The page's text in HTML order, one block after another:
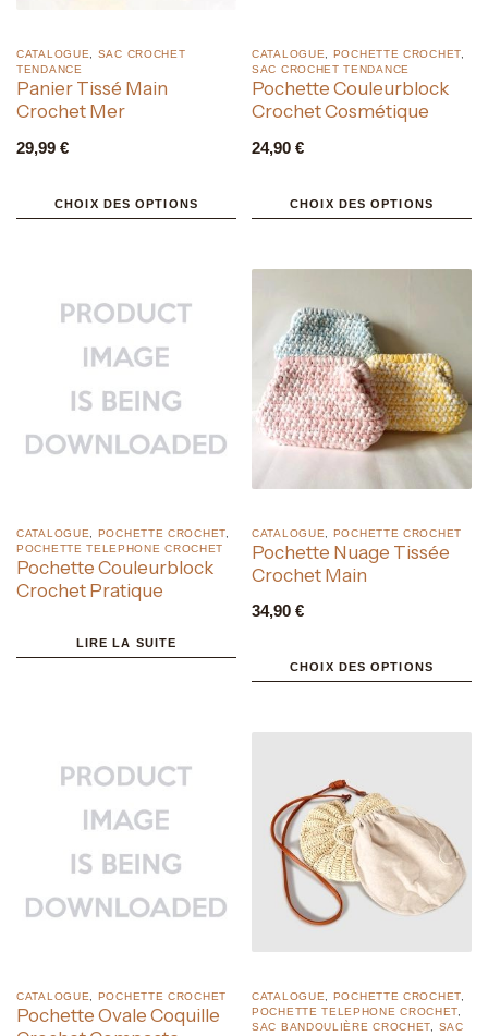
CATALOGUE
SAC CROCHET
TENDANCE
Panier Tissé Main
Crochet Mer
29,99 €
CHOIX DES OPTIONS
CATALOGUE POCHETTE CROCHET,
SAC CROCHET TENDANCE
Pochette Couleurblock
Crochet Cosmétique
24,90 €
CHOIX DES OPTIONS
CATALOGUE POCHETTE CROCHET,
POCHETTE TELEPHONE CROCHET
Pochette Couleurblock
Crochet Pratique
LIRE LA SUITE
CATALOGUE POCHETTE CROCHET
Pochette Nuage Tissée
Crochet Main
34,90 €
CHOIX DES OPTIONS
CATALOGUE POCHETTE CROCHET
Pochette Ovale Coquille
CATALOGUE POCHETTE CROCHET,
POCHETTE TELEPHONE CROCHET
SAC BANDOULIÈRE CROCHET
SAC